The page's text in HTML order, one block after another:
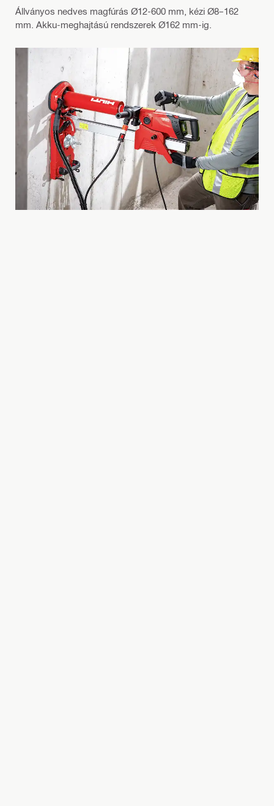
Állványos nedves magfúrás Ø12-600 mm, kézi Ø8–162
mm. Akku-meghajtású rendszerek Ø162 mm-ig.